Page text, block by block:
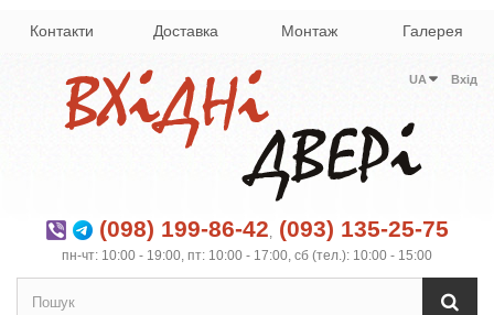
Контакти Доставка Монтаж Галерея
Вхід
UA
(098) 199-86-42, (093) 135-25-75
пн-чт: 10:00 - 19:00, пт: 10:00 - 17:00, сб (тел.): 10:00 - 15:00